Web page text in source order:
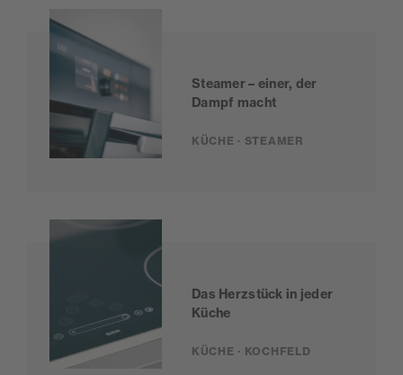
Steamer – einer, der
Dampf macht
KÜCHE · STEAMER
Das Herzstück in jeder
Küche
KÜCHE · KOCHFELD